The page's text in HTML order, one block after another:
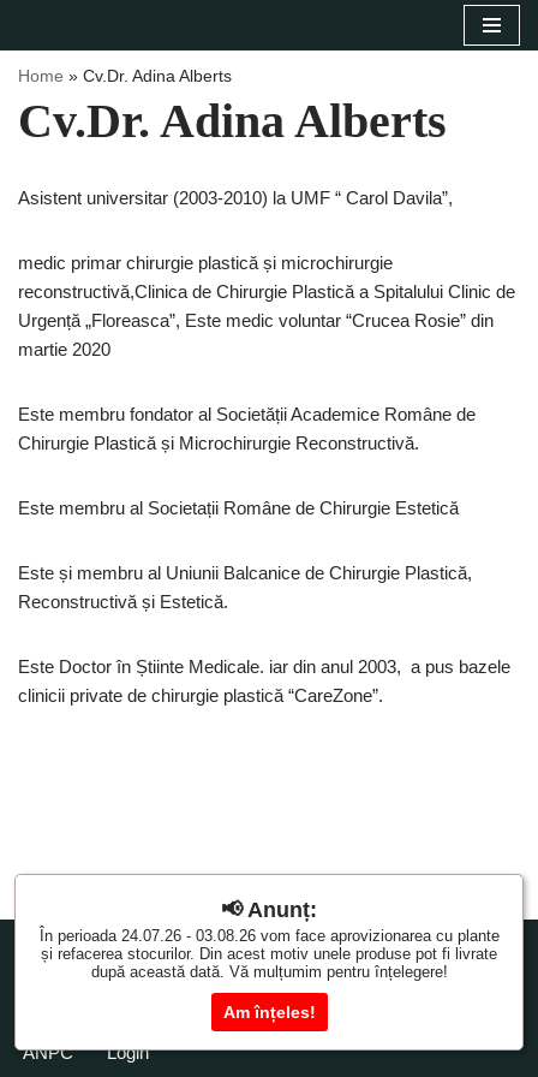
conținut
Home » Cv.Dr. Adina Alberts
Cv.Dr. Adina Alberts
Asistent universitar (2003-2010) la UMF “ Carol Davila”,
medic primar chirurgie plastică și microchirurgie
reconstructivă,Clinica de Chirurgie Plastică a Spitalului Clinic de
Urgență „Floreasca”, Este medic voluntar “Crucea Rosie” din
martie 2020
Este membru fondator al Societății Academice Române de
Chirurgie Plastică și Microchirurgie Reconstructivă.
Este membru al Societații Române de Chirurgie Estetică
Este și membru al Uniunii Balcanice de Chirurgie Plastică,
Reconstructivă și Estetică.
Este Doctor în Știinte Medicale. iar din anul 2003, a pus bazele
clinicii private de chirurgie plastică “CareZone”.
Neve | Propulsată deWordPress
Plata Livrare
Blog Contact
ANPC
Login
📢 Anunț:
În perioada 24.07.26 - 03.08.26 vom face aprovizionarea cu plante
și refacerea stocurilor. Din acest motiv unele produse pot fi livrate
după această dată. Vă mulțumim pentru înțelegere!
Am înțeles!